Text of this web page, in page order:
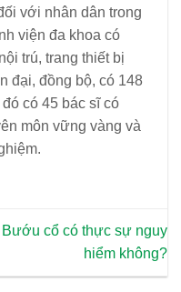
với nhân dân trong
viện đa khoa có
trú, trang thiết bị
đại, đồng bộ, có 148
có 45 bác sĩ có
môn vững vàng và
Bướu cổ có thực sự nguy
hiểm không?